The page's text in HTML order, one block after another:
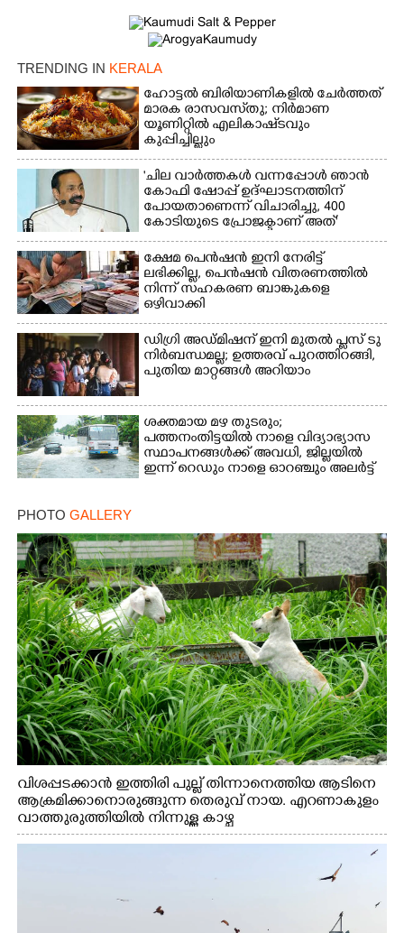
TRENDING IN KERALA
ഹോട്ടൽ ബിരിയാണികളിൽ ചേർത്തത്
മാരക രാസവസ്‌തു; നിർമാണ
യൂണിറ്റിൽ എലികാഷ്‌ടവും
കുപ്പിച്ചില്ലും
'ചില വാർത്തകൾ വന്നപ്പോൾ ഞാൻ
കോഫി ഷോപ്പ് ഉദ്ഘാടനത്തിന്
പോയതാണെന്ന് വിചാരിച്ചു, 400
കോടിയുടെ പ്രോജക്ടാണ് അത്'
ക്ഷേമ പെൻഷൻ ഇനി നേരിട്ട്
ലഭിക്കില്ല,​ പെൻഷൻ വിതരണത്തിൽ
നിന്ന് സഹകരണ ബാങ്കുകളെ
ഒഴിവാക്കി
ഡിഗ്രി അഡ്മിഷന് ഇനി മുതൽ പ്ലസ് ടു
നിർബന്ധമല്ല; ഉത്തരവ് പുറത്തിറങ്ങി,
പുതിയ മാറ്റങ്ങൾ അറിയാം
ശക്തമായ മഴ തുടരും;
പത്തനംതിട്ടയിൽ നാളെ വിദ്യാഭ്യാസ
സ്ഥാപനങ്ങൾക്ക് അവധി,​ ജില്ലയിൽ
ഇന്ന് റെ‌ഡും നാളെ ഓറഞ്ചും അലർട്ട്
PHOTO GALLERY
വിശപ്പടക്കാൻ ഇത്തിരി പുല്ല് തിന്നാനെത്തിയ ആടിനെ
ആക്രമിക്കാനൊരുങ്ങുന്ന തെരുവ് നായ. എറണാകുളം
വാത്തുരുത്തിയിൽ നിന്നുള്ള കാഴ്ച